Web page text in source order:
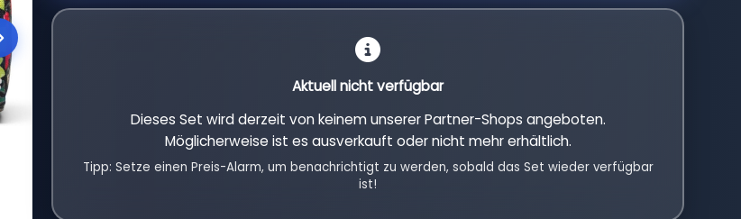
Aktuell nicht verfügbar
Dieses Set wird derzeit von keinem unserer Partner-Shops angeboten.
Möglicherweise ist es ausverkauft oder nicht mehr erhältlich.
Tipp: Setze einen Preis-Alarm, um benachrichtigt zu werden, sobald das Set wieder verfügbar
ist!